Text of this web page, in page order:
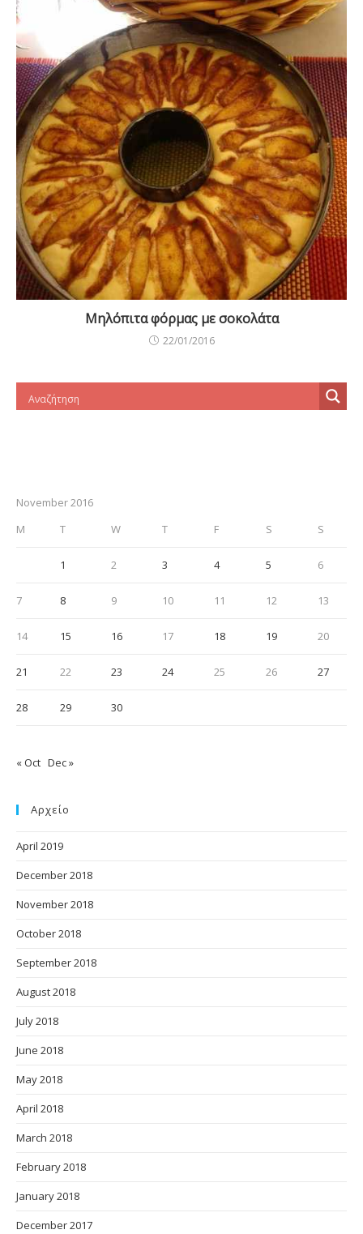
Μηλόπιτα φόρμας με σοκολάτα
22/01/2016
November 2016
M
T W T F S S
1 2 3 4 5 6
7 8 9 10 11 12 13
14 15 16 17 18 19 20
21 22 23 24 25 26 27
28 29 30
« Oct Dec »
Αρχείο
April 2019
December 2018
November 2018
October 2018
September 2018
August 2018
July 2018
June 2018
May 2018
April 2018
March 2018
February 2018
January 2018
December 2017